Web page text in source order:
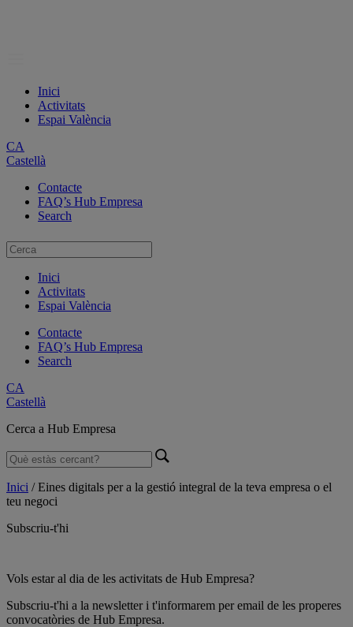
Inici
Activitats
Espai València
CA
Castellà
Contacte
FAQ’s Hub Empresa
Search
Inici
Activitats
Espai València
Contacte
FAQ’s Hub Empresa
Search
CA
Castellà
Cerca a Hub Empresa
Inici /Eines digitals per a la gestió integral de la teva empresa o el
teu negoci
Subscriu-t'hi
Vols estar al dia de les activitats de Hub Empresa?
Subscriu-t'hi a la newsletter i t'informarem per email de les properes
convocatòries de Hub Empresa.